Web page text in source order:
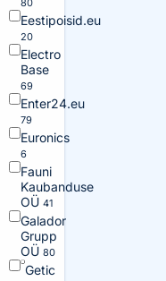
80
Eestipoisid.eu
20
Electro
Base
69
Enter24.eu
79
Euronics
6
Fauni
Kaubanduse
OÜ 41
Galador
Grupp
OÜ 80
Getic